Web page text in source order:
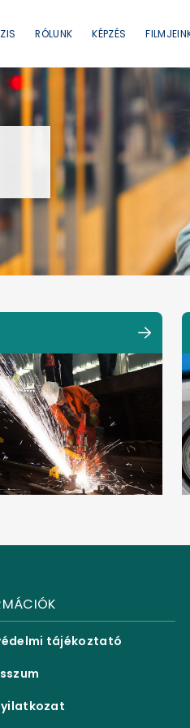
RÓLUNK KÉPZÉS
tájékoztató